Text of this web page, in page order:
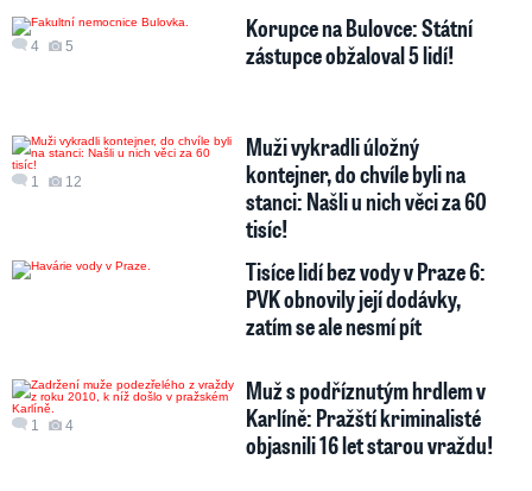
4 5
Korupce na Bulovce: Státní
zástupce obžaloval 5 lidí!
1 12
Muži vykradli úložný
kontejner, do chvíle byli na
stanci: Našli u nich věci za 60
tisíc!
Tisíce lidí bez vody v Praze 6:
PVK obnovily její dodávky,
zatím se ale nesmí pít
1 4
Muž s podříznutým hrdlem v
Karlíně: Pražští kriminalisté
objasnili 16 let starou vraždu!